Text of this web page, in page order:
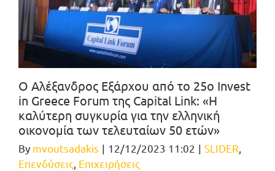
O Αλέξανδρος Εξάρχου από το 25o Invest
in Greece Forum της Capital Link: «Η
καλύτερη συγκυρία για την ελληνική
οικονομία των τελευταίων 50 ετών»
By mvoutsadakis | 12/12/2023 11:02 | SLIDER,
Επενδύσεις, Επιχειρήσεις